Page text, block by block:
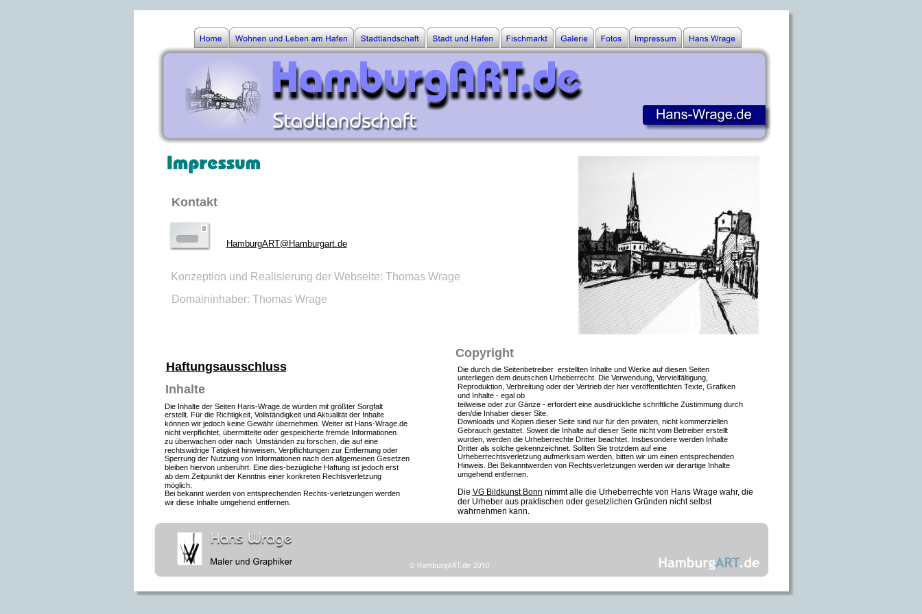
Kontakt
HamburgART@Hamburgart.de
Copyright
Die durch die Seitenbetreiber  erstellten Inhalte und Werke auf diesen Seiten
unterliegen dem deutschen Urheberrecht. Die Verwendung, Vervielfältigung,
Reproduktion, Verbreitung oder der Vertrieb der hier veröffentlichten Texte, Grafiken
und Inhalte - egal ob
teilweise oder zur Gänze - erfordert eine ausdrückliche schriftliche Zustimmung durch
den/die Inhaber dieser Site.
Downloads und Kopien dieser Seite sind nur für den privaten, nicht kommerziellen
Gebrauch gestattet. Soweit die Inhalte auf dieser Seite nicht vom Betreiber erstellt
wurden, werden die Urheberrechte Dritter beachtet. Insbesondere werden Inhalte
Dritter als solche gekennzeichnet. Sollten Sie trotzdem auf eine
Urheberrechtsverletzung aufmerksam werden, bitten wir um einen entsprechenden
Hinweis. Bei Bekanntwerden von Rechtsverletzungen werden wir derartige Inhalte
umgehend entfernen.
Die VG Bildkunst Bonn nimmt alle die Urheberrechte von Hans Wrage wahr, die
der Urheber aus praktischen oder gesetzlichen Gründen nicht selbst
wahrnehmen kann.
Konzeption und Realisierung der Webseite: Thomas Wrage
Domaininhaber: Thomas Wrage
Die Inhalte der Seiten Hans-Wrage.de wurden mit größter Sorgfalt
erstellt. Für die Richtigkeit, Vollständigkeit und Aktualität der Inhalte
können wir jedoch keine Gewähr übernehmen. Weiter ist Hans-Wrage.de
nicht verpflichtet, übermittelte oder gespeicherte fremde Informationen
zu überwachen oder nach  Umständen zu forschen, die auf eine
rechtswidrige Tätigkeit hinweisen. Verpflichtungen zur Entfernung oder
Sperrung der Nutzung von Informationen nach den allgemeinen Gesetzen
bleiben hiervon unberührt. Eine dies-bezügliche Haftung ist jedoch erst
ab dem Zeitpunkt der Kenntnis einer konkreten Rechtsverletzung
möglich.
Bei bekannt werden von entsprechenden Rechts-verletzungen werden
wir diese Inhalte umgehend entfernen.
Inhalte
Haftungsausschluss